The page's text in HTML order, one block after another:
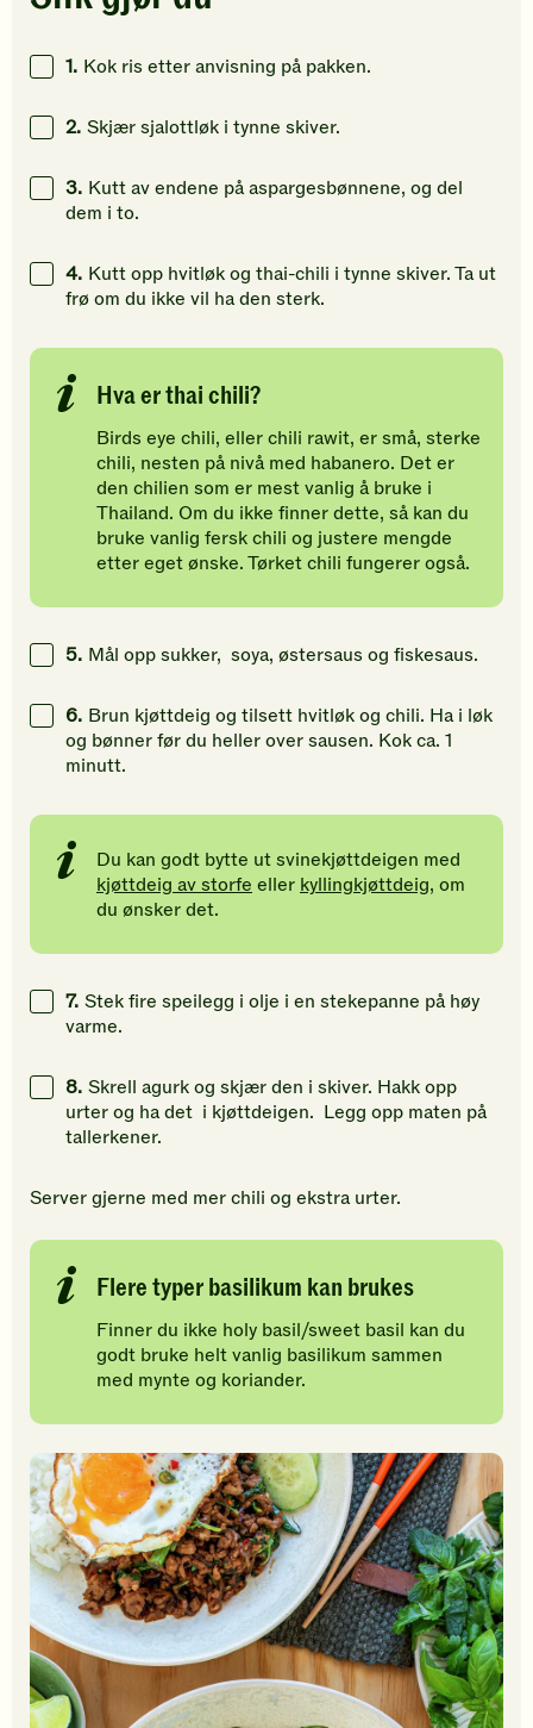
din
vurdering.
vurdering.
1. Kok ris etter anvisning på pakken.
2. Skjær sjalottløk i tynne skiver.
3. Kutt av endene på aspargesbønnene, og del
dem i to.
4. Kutt opp hvitløk og thai-chili i tynne skiver. Ta ut
frø o​m du ikke vil ha den sterk.
Hva er thai chili?
Birds eye chili, eller chili rawit, er små, sterke
chili, nesten på nivå med habanero. Det er
den chilien som er mest vanlig å bruke i
Thailand. Om du ikke finner dette, så kan du
bruke vanlig fersk chili og justere mengde
etter eget ønske. Tørket chili fungerer også.
5. Mål opp sukker, soya, østersaus og fiskesaus.
6. Brun kjøttdeig og tilsett hvitløk og chili. Ha i løk
og bønner før du heller over sausen. Kok ca. 1
minutt.
Du kan godt bytte ut svinekjøttdeigen med
kjøttdeig av storfe eller kyllingkjøttdeig, om
du ønsker det.
7. Stek fire speilegg i olje i en stekepanne på høy
varme.
8. Skrell agurk og skjær den i skiver. Hakk opp
urter og ha det i kjøttdeigen. Legg opp maten på
tallerkener.
Server gjerne med mer chili og ekstra urter.
Flere typer basilikum kan brukes
Finner du ikke holy basil/sweet basil kan du
godt bruke helt vanlig basilikum sammen
med mynte og koriander.